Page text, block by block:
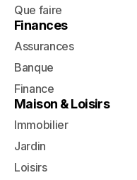
Que faire
Finances
Assurances
Banque
Finance
Maison & Loisirs
Immobilier
Jardin
Loisirs